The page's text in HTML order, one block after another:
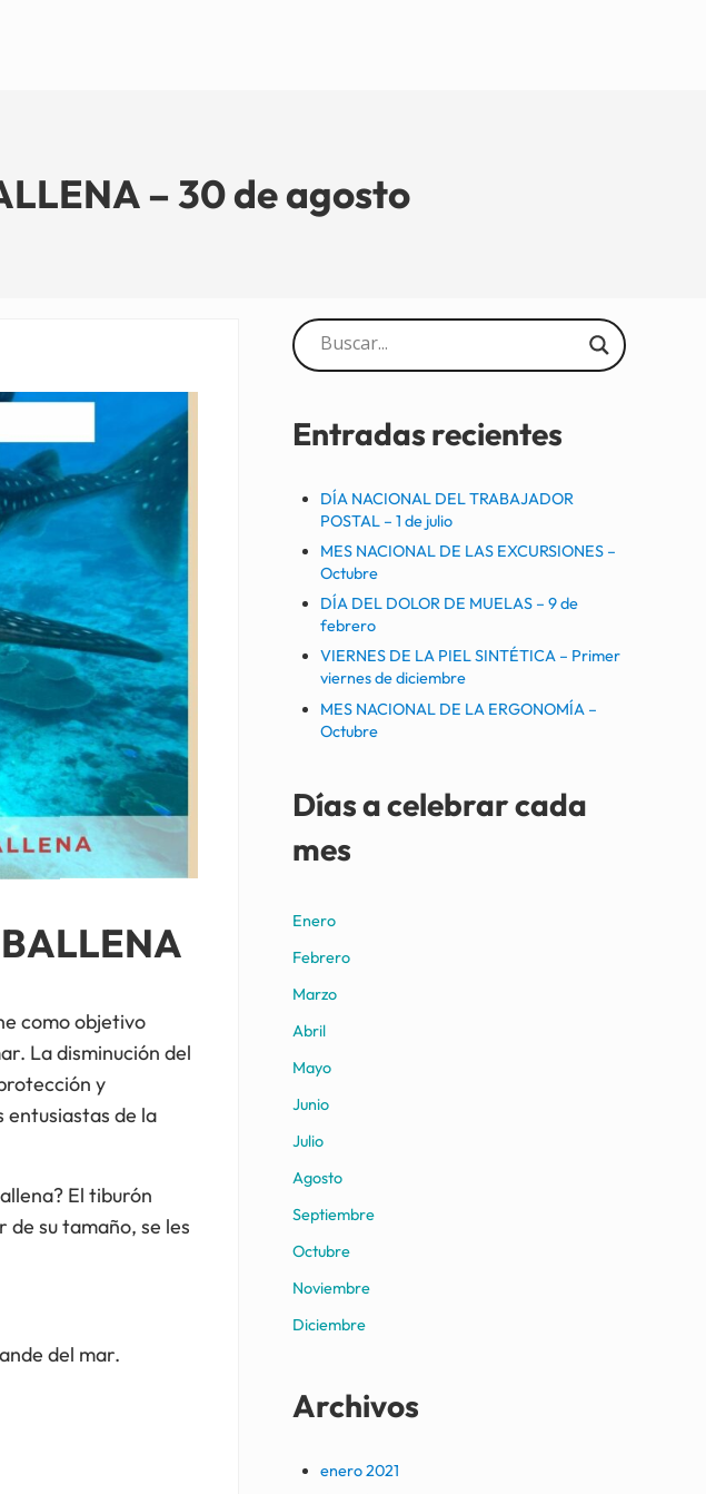
– 30 de agosto
como objetivo
La disminución del
y
entusiastas de la
El tiburón
su tamaño, se les
del mar.
Sidebar
Entradas recientes
DÍA NACIONAL DEL TRABAJADOR
POSTAL – 1 de julio
MES NACIONAL DE LAS EXCURSIONES –
Octubre
DÍA DEL DOLOR DE MUELAS – 9 de
febrero
VIERNES DE LA PIEL SINTÉTICA – Primer
viernes de diciembre
MES NACIONAL DE LA ERGONOMÍA –
Octubre
Días a celebrar cada
mes
Enero
Febrero
Marzo
Abril
Mayo
Junio
Julio
Agosto
Septiembre
Octubre
Noviembre
Diciembre
Archivos
enero 2021